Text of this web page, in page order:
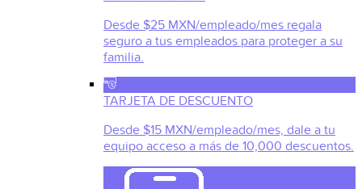
Desde $25 MXN/empleado/mes regala
seguro a tus empleados para proteger a su
familia.
TARJETA DE DESCUENTO
Desde $15 MXN/empleado/mes, dale a tu
equipo acceso a más de 10,000 descuentos.